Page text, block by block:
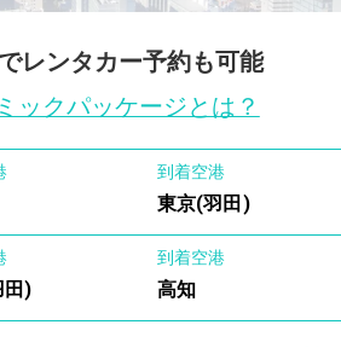
レンタカー予約も可能
ックパッケージとは？
到着空港
東京(羽田)
田)
到着空港
高知